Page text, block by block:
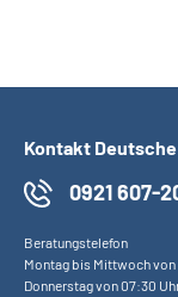
Kontakt
0921 607-
Beratungstelefon
Montag bis Mittwoch von
Donnerstag von 07:30